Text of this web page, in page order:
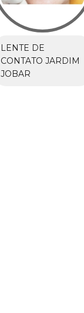
LENTE DE
CONTATO JARDIM
JOBAR